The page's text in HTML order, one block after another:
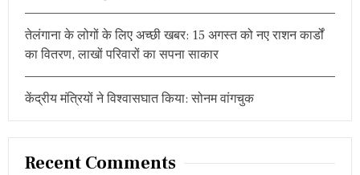
तेलंगाना के लोगों के लिए अच्छी खबर: 15 अगस्त को नए राशन कार्डों
का वितरण, लाखों परिवारों का सपना साकार
केंद्रीय मंत्रियों ने विश्वासघात किया: सोनम वांगचुक
Recent Comments